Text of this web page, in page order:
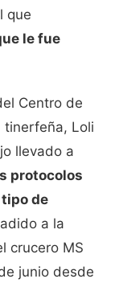
que
le fue
Centro de
tinerfeña, Loli
llevado a
protocolos
de
a la
crucero MS
junio desde